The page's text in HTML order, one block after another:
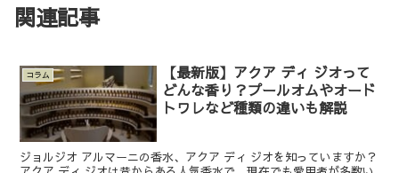
関連記事
コラム
【最新版】アクア ディ ジオって
どんな香り？プールオムやオード
トワレなど種類の違いも解説
ジョルジオ アルマーニの香水、アクア ディ ジオを知っていますか？